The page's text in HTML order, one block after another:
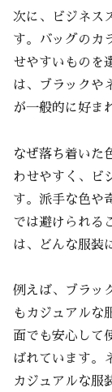
次に、ビジネス
す。バッグのカ
せやすいものを
は、ブラックや
が一般的に好ま
なぜ落ち着いた
わせやすく、ビ
す。派手な色や
では避けられる
は、どんな服装
例えば、ブラッ
もカジュアルな
面でも安心して
ばれています。
カジュアルな服